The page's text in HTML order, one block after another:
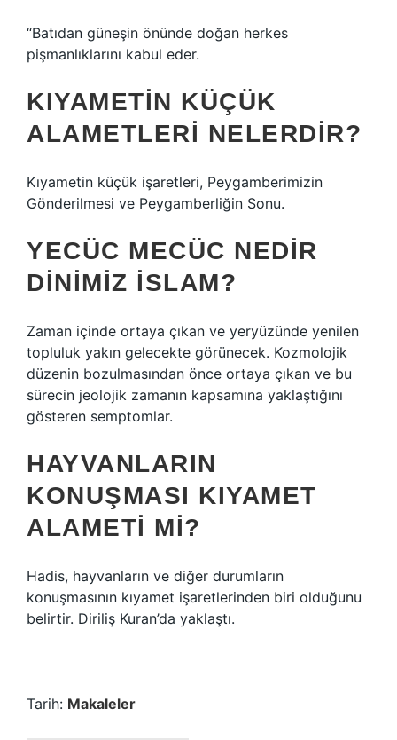
“Batıdan güneşin önünde doğan herkes
pişmanlıklarını kabul eder.
KIYAMETIN KÜÇÜK
ALAMETLERI NELERDIR?
Kıyametin küçük işaretleri, Peygamberimizin
Gönderilmesi ve Peygamberliğin Sonu.
YECÜC MECÜC NEDIR
DINIMIZ ISLAM?
Zaman içinde ortaya çıkan ve yeryüzünde yenilen
topluluk yakın gelecekte görünecek. Kozmolojik
düzenin bozulmasından önce ortaya çıkan ve bu
sürecin jeolojik zamanın kapsamına yaklaştığını
gösteren semptomlar.
HAYVANLARIN
KONUŞMASI KIYAMET
ALAMETI MI?
Hadis, hayvanların ve diğer durumların
konuşmasının kıyamet işaretlerinden biri olduğunu
belirtir. Diriliş Kuran’da yaklaştı.
Tarih: Makaleler